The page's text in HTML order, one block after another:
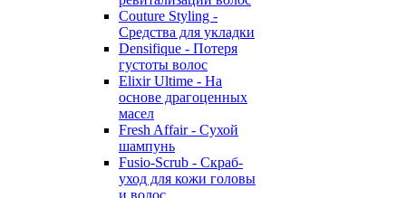
Couture Styling -
Средства для укладки
Densifique - Потеря
густоты волос
Elixir Ultime - На
основе драгоценных
масел
Fresh Affair - Сухой
шампунь
Fusio-Scrub - Скраб-
уход для кожи головы
и волос